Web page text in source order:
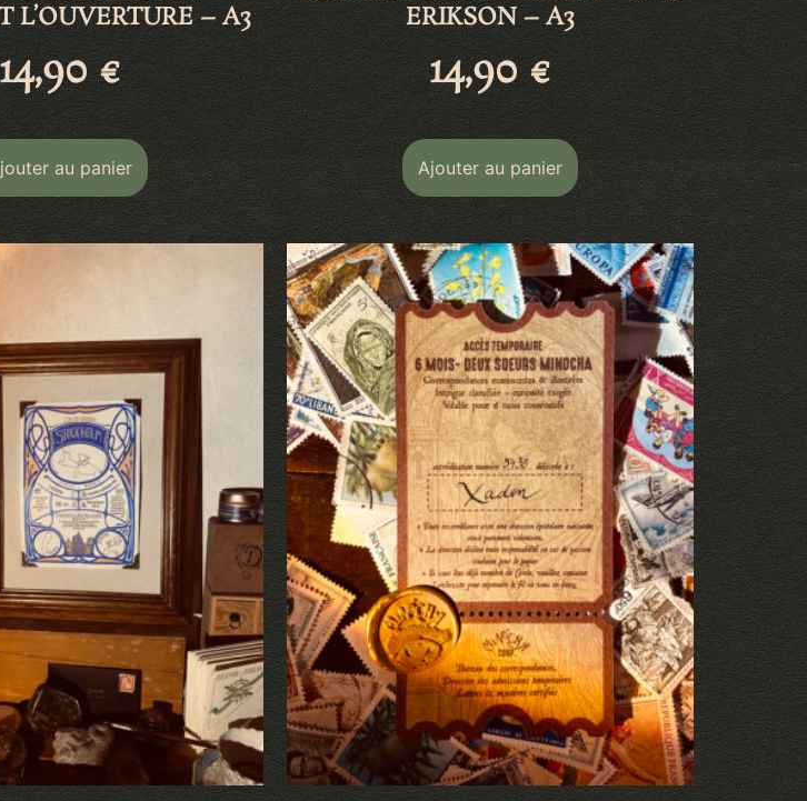
L’OUVERTURE – A3
14,90€
au panier
ERIKSON – A3
14,90€
Ajouter au panier